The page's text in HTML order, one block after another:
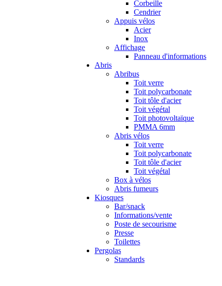
Corbeille
Cendrier
Appuis vélos
Acier
Inox
Affichage
Panneau d'informations
Abris
Abribus
Toit verre
Toit polycarbonate
Toit tôle d'acier
Toit végétal
Toit photovoltaïque
PMMA 6mm
Abris vélos
Toit verre
Toit polycarbonate
Toit tôle d'acier
Toit végétal
Box à vélos
Abris fumeurs
Kiosques
Bar/snack
Informations/vente
Poste de secourisme
Presse
Toilettes
Pergolas
Standards